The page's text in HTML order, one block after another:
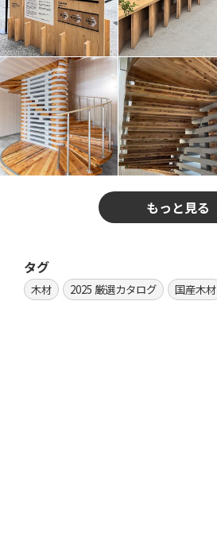
もっと見る
タグ
木材 2025 厳選カタログ 国産木材